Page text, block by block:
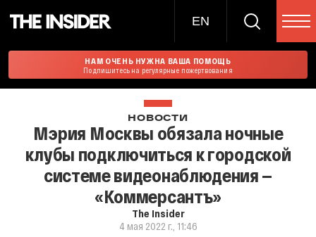
EN
НАМ ОЧЕНЬ НУЖНА ВАША ПОМОЩЬ
Подпишитесь на регулярные пожертвования
НОВОСТИ
Мэрия Москвы обязала ночные
клубы подключиться к городской
системе видеонаблюдения —
«Коммерсантъ»
The Insider
4 мая 2022 г., 11:46